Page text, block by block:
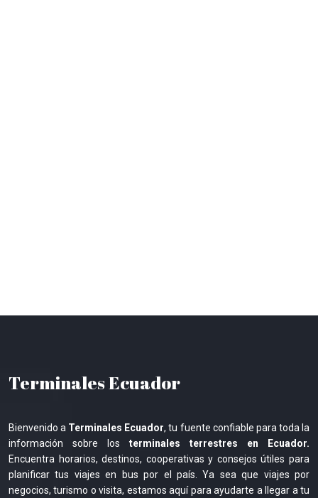
Terminales Ecuador
Bienvenido a Terminales Ecuador, tu fuente confiable para toda la
información sobre los terminales terrestres en Ecuador.
Encuentra horarios, destinos, cooperativas y consejos útiles para
planificar tus viajes en bus por el país. Ya sea que viajes por
negocios, turismo o visita, estamos aquí para ayudarte a llegar a tu